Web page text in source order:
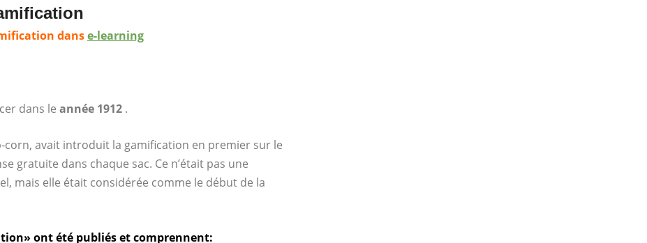
danse-learning
dans le année 1912 .
corn, avait introduit la gamification en premier sur le
gratuite dans chaque sac. Ce n’était pas une
mais elle était considérée comme le début de la
ont été publiés et comprennent: